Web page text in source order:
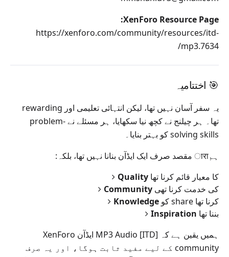
XenForo Resource Page:
https://xenforo.com/community/resources/itd-
mp3.7634/
🎯 اختتامیہ
یہ سفر آسان نہیں تھا، لیکن انتہائی تعلیمی اور rewarding
تھا۔ ہر چیلنج نے کچھ نیا سکھایا، ہر مسئلے نے problem-
solving skills کو بہتر بنایا۔
ہمारा مقصد صرف ایک ایڈآن بنانا نہیں تھا، بلکہ:
Quality کا معیار قائم کرنا تھا
Community کی خدمت کرنا تھی
Knowledge
کو share کرنا تھا
Inspiration بننا تھا
ہمیں یقین ہے کہ [ITD] MP3 Audio ایڈآن XenForo
community کے لیے مفید ثابت ہوگا، اور یہ صرف